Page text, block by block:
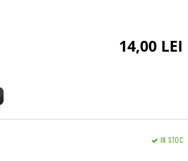
14,00 LEI
IN STOC